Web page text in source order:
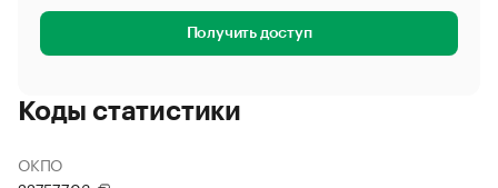
Получить доступ
Коды статистики
ОКПО